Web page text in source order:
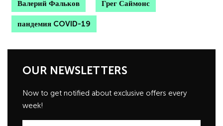
Валерий Фальков Грег Саймонс
пандемия COVID-19
OUR NEWSLETTERS
Now to get notified about exclusive offers every
week!